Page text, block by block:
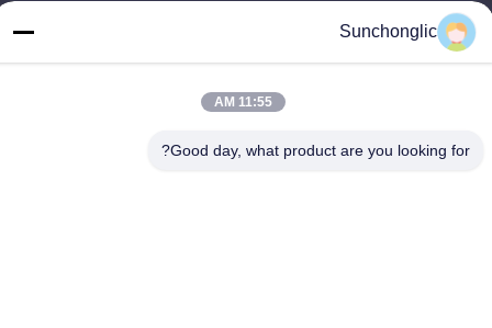
آدرس
Sunchonglic
11:55 AM
Good day, what product are you looking for?